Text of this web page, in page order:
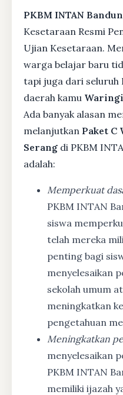
PKBM INTAN
Kesetaraan Resmi
Ujian Kesetaraan.
warga belajar baru
tapi juga dari seluruh
daerah kamu
Ada banyak alasan
melanjutkan Paket C
Serang di PKBM
adalah:
Memperkuat
PKBM INTAN
siswa
telah mereka
penting bagi
menyelesaikan
sekolah umum
meningkatkan
pengetahuan
Meningkatkan
menyelesaikan
PKBM INTAN
memiliki ijazah